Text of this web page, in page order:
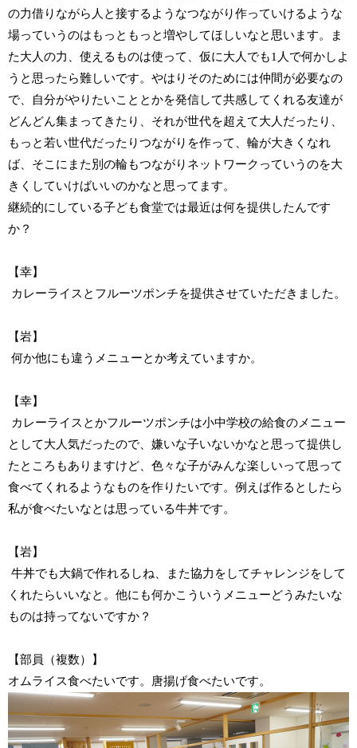
の力借りながら人と接するようなつながり作っていけるような
場っていうのはもっともっと増やしてほしいなと思います。ま
た大人の力、使えるものは使って、仮に大人でも1人で何かしよ
うと思ったら難しいです。やはりそのためには仲間が必要なの
で、自分がやりたいこととかを発信して共感してくれる友達が
どんどん集まってきたり、それが世代を超えて大人だったり、
もっと若い世代だったりつながりを作って、輪が大きくなれ
ば、そこにまた別の輪もつながりネットワークっていうのを大
きくしていけばいいのかなと思ってます。
継続的にしている子ども食堂では最近は何を提供したんです
か？
【幸】
カレーライスとフルーツポンチを提供させていただきました。
【岩】
何か他にも違うメニューとか考えていますか。
【幸】
カレーライスとかフルーツポンチは小中学校の給食のメニュー
として大人気だったので、嫌いな子いないかなと思って提供し
たところもありますけど、色々な子がみんな楽しいって思って
食べてくれるようなものを作りたいです。例えば作るとしたら
私が食べたいなとは思っている牛丼です。
【岩】
牛丼でも大鍋で作れるしね、また協力をしてチャレンジをして
くれたらいいなと。他にも何かこういうメニューどうみたいな
ものは持ってないですか？
【部員（複数）】
オムライス食べたいです。唐揚げ食べたいです。